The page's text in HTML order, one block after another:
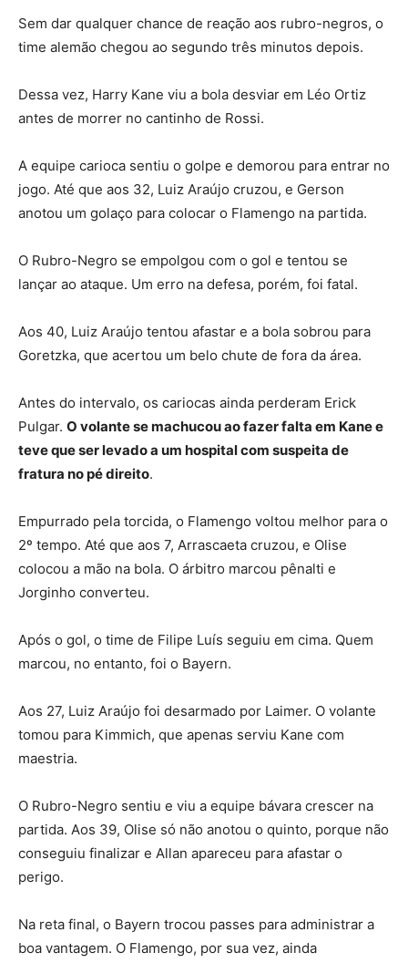
Sem dar qualquer chance de reação aos rubro-negros, o
time alemão chegou ao segundo três minutos depois.
Dessa vez, Harry Kane viu a bola desviar em Léo Ortiz
antes de morrer no cantinho de Rossi.
A equipe carioca sentiu o golpe e demorou para entrar no
jogo. Até que aos 32, Luiz Araújo cruzou, e Gerson
anotou um golaço para colocar o Flamengo na partida.
O Rubro-Negro se empolgou com o gol e tentou se
lançar ao ataque. Um erro na defesa, porém, foi fatal.
Aos 40, Luiz Araújo tentou afastar e a bola sobrou para
Goretzka, que acertou um belo chute de fora da área.
Antes do intervalo, os cariocas ainda perderam Erick
Pulgar. O volante se machucou ao fazer falta em Kane e
teve que ser levado a um hospital com suspeita de
fratura no pé direito.
Empurrado pela torcida, o Flamengo voltou melhor para o
2º tempo. Até que aos 7, Arrascaeta cruzou, e Olise
colocou a mão na bola. O árbitro marcou pênalti e
Jorginho converteu.
Após o gol, o time de Filipe Luís seguiu em cima. Quem
marcou, no entanto, foi o Bayern.
Aos 27, Luiz Araújo foi desarmado por Laimer. O volante
tomou para Kimmich, que apenas serviu Kane com
maestria.
O Rubro-Negro sentiu e viu a equipe bávara crescer na
partida. Aos 39, Olise só não anotou o quinto, porque não
conseguiu finalizar e Allan apareceu para afastar o
perigo.
Na reta final, o Bayern trocou passes para administrar a
boa vantagem. O Flamengo, por sua vez, ainda